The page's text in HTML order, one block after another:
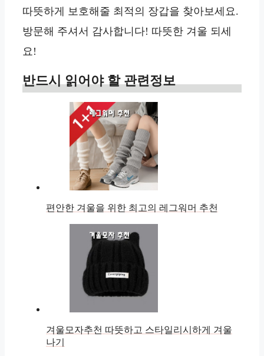
따뜻하게 보호해줄 최적의 장갑을 찾아보세요.
방문해 주셔서 감사합니다! 따뜻한 겨울 되세
요!
반드시 읽어야 할 관련정보
편안한 겨울을 위한 최고의 레그워머 추천
겨울모자추천 따뜻하고 스타일리시하게 겨울
나기